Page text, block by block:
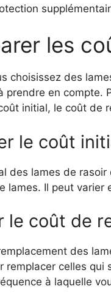
les
choisissez des
prendre en compte.
initial, le coût de
le coût
des lames de
lames. Il peut
le coût de
des
remplacer celles
à laquelle